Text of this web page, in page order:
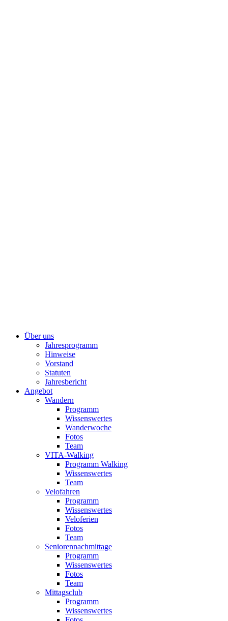
Über uns
Jahresprogramm
Hinweise
Vorstand
Statuten
Jahresbericht
Angebot
Wandern
Programm
Wissenswertes
Wanderwoche
Fotos
Team
VITA-Walking
Programm Walking
Wissenswertes
Team
Velofahren
Programm
Wissenswertes
Veloferien
Fotos
Team
Seniorennachmittage
Programm
Wissenswertes
Fotos
Team
Mittagsclub
Programm
Wissenswertes